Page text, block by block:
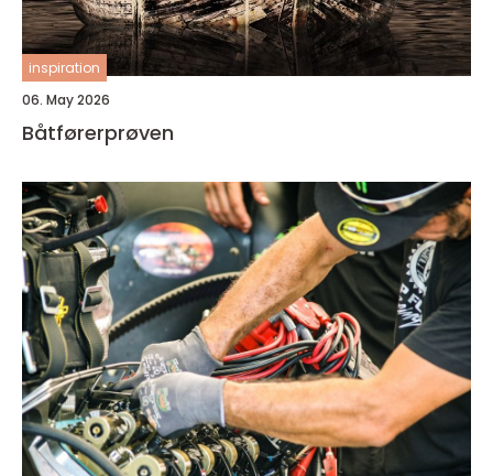
inspiration
06. May 2026
Båtførerprøven